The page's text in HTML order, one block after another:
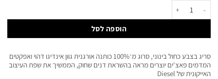
הוספה לסל
סריג בצבע כחול בינוני, סרוג מ־100% כותנה אורגנית גוון אינדיגו דהוי ואפקטים
המדמים פאצ'ים יוצרים מראה בהשראת דנים שחוק, הממשיך את שפת העיצוב
האייקונית של Diesel